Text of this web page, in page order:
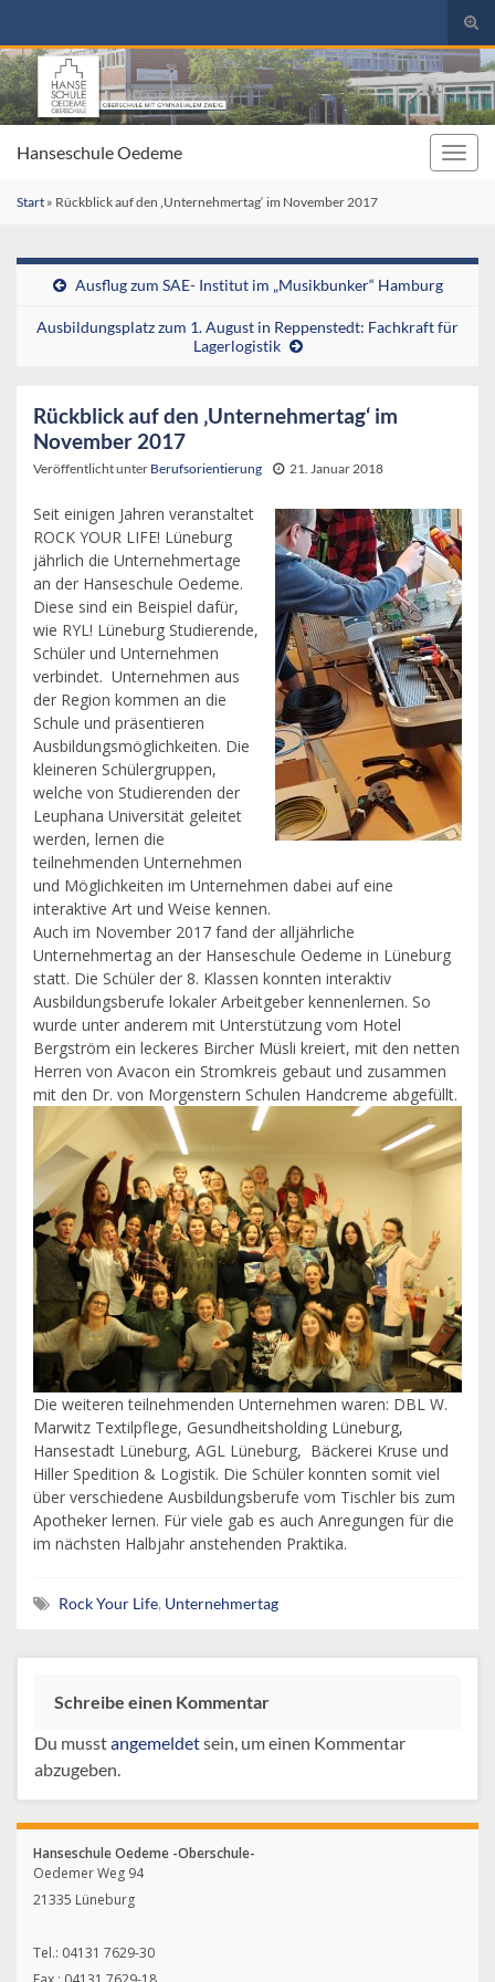
Search for:
Hanseschule Oedeme
Start » Rückblick auf den ‚Unternehmertag‘ im November 2017
Ausflug zum SAE- Institut im „Musikbunker“ Hamburg
Ausbildungsplatz zum 1. August in Reppenstedt: Fachkraft für
Lagerlogistik
Rückblick auf den ‚Unternehmertag‘ im
November 2017
Veröffentlicht unter Berufsorientierung 21. Januar 2018
Seit einigen Jahren veranstaltet
ROCK YOUR LIFE! Lüneburg
jährlich die Unternehmertage
an der Hanseschule Oedeme.
Diese sind ein Beispiel dafür,
wie RYL! Lüneburg Studierende,
Schüler und Unternehmen
verbindet. Unternehmen aus
der Region kommen an die
Schule und präsentieren
Ausbildungsmöglichkeiten. Die
kleineren Schülergruppen,
welche von Studierenden der
Leuphana Universität geleitet
werden, lernen die
teilnehmenden Unternehmen
und Möglichkeiten im Unternehmen dabei auf eine
interaktive Art und Weise kennen.
Auch im November 2017 fand der alljährliche
Unternehmertag an der Hanseschule Oedeme in Lüneburg
statt. Die Schüler der 8. Klassen konnten interaktiv
Ausbildungsberufe lokaler Arbeitgeber kennenlernen. So
wurde unter anderem mit Unterstützung vom Hotel
Bergström ein leckeres Bircher Müsli kreiert, mit den netten
Herren von Avacon ein Stromkreis gebaut und zusammen
mit den Dr. von Morgenstern Schulen Handcreme abgefüllt.
Die weiteren teilnehmenden Unternehmen waren: DBL W.
Marwitz Textilpflege, Gesundheitsholding Lüneburg,
Hansestadt Lüneburg, AGL Lüneburg, Bäckerei Kruse und
Hiller Spedition & Logistik. Die Schüler konnten somit viel
über verschiedene Ausbildungsberufe vom Tischler bis zum
Apotheker lernen. Für viele gab es auch Anregungen für die
im nächsten Halbjahr anstehenden Praktika.
Rock Your Life, Unternehmertag
Schreibe einen Kommentar
Du musstangemeldetsein, um einen Kommentar
abzugeben.
Hanseschule Oedeme -Oberschule-
Oedemer Weg 94
21335 Lüneburg
Tel.: 04131 7629-30